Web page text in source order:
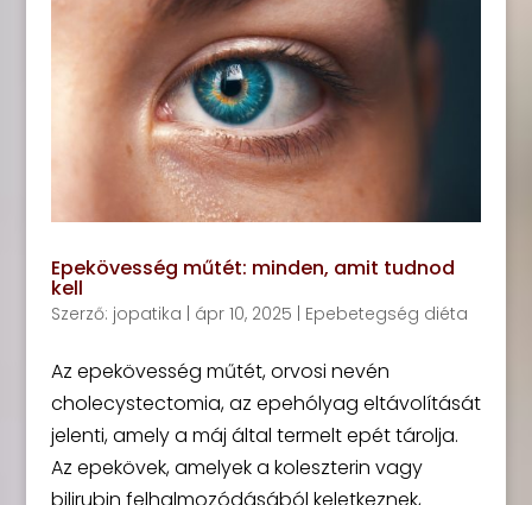
Epekövesség műtét: minden, amit tudnod
kell
Szerző: jopatika | ápr 10, 2025 | Epebetegség diéta
Az epekövesség műtét, orvosi nevén
cholecystectomia, az epehólyag eltávolítását
jelenti, amely a máj által termelt epét tárolja.
Az epekövek, amelyek a koleszterin vagy